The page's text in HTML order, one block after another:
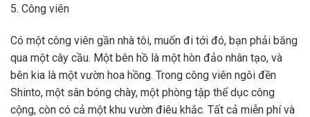
5. Công viên
Có một công viên gần nhà tôi, muốn đi tới đó, bạn phải băng
qua một cây cầu. Một bên hồ là một hòn đảo nhân tạo, và
bên kia là một vườn hoa hồng. Trong công viên ngôi đền
Shinto, một sân bóng chày, một phòng tập thể dục công
cộng, còn có cả một khu vườn điêu khắc. Tất cả miễn phí và